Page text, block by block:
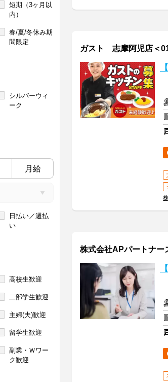
短期（3ヶ月以
内）
春/夏/冬休み期
間限定
シルバーウィ
ーク
月給
日払い／週払
い
高校生歓迎
二部学生歓迎
主婦(夫)歓迎
留学生歓迎
副業・Ｗワー
ク歓迎
ガスト 志摩阿児店＜
株式会社APパートナ